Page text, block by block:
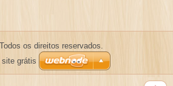
os direitos reservados.
grátis